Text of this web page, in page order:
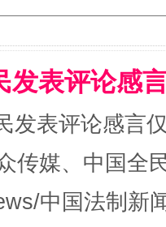
发表评论感
发表评论感言
传媒、中国全
中国法制新